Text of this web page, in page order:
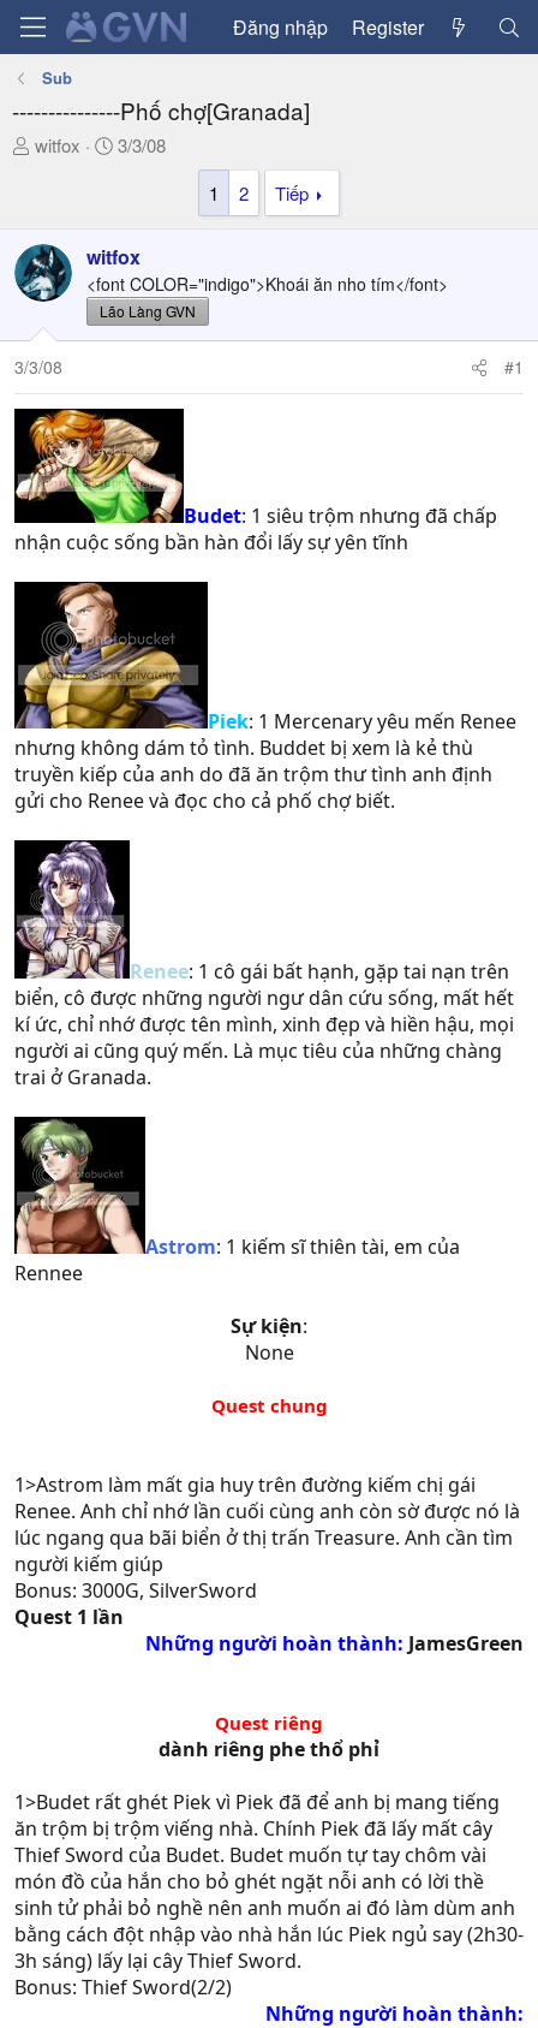
Đăng nhập Register
Sub
---------------Phố chợ[Granada]
T
a
d
s
a
r
t
e
r
witfox
N
g
ử
i
3/3/08
1
2 Tiếp
witfox
<font COLOR="indigo">Khoái ăn nho tím</font>
Lão Làng GVN
3/3/08 #1
Budet: 1 siêu trộm nhưng đã chấp
nhận cuộc sống bần hàn đổi lấy sự yên tĩnh
Piek: 1 Mercenary yêu mến Renee
nhưng không dám tỏ tình. Buddet bị xem là kẻ thù
truyền kiếp của anh do đã ăn trộm thư tình anh định
gửi cho Renee và đọc cho cả phố chợ biết.
Renee: 1 cô gái bất hạnh, gặp tai nạn trên
biển, cô được những người ngư dân cứu sống, mất hết
kí ức, chỉ nhớ được tên mình, xinh đẹp và hiền hậu, mọi
người ai cũng quý mến. Là mục tiêu của những chàng
trai ở Granada.
Astrom: 1 kiếm sĩ thiên tài, em của
Rennee
Sự kiện:
None
Quest chung
1>Astrom làm mất gia huy trên đường kiếm chị gái
Renee. Anh chỉ nhớ lần cuối cùng anh còn sờ được nó là
lúc ngang qua bãi biển ở thị trấn Treasure. Anh cần tìm
người kiếm giúp
Bonus: 3000G, SilverSword
Quest 1 lần
Những người hoàn thành: JamesGreen​
Quest riêng
dành riêng phe thổ phỉ​
1>Budet rất ghét Piek vì Piek đã để anh bị mang tiếng
ăn trộm bị trộm viếng nhà. Chính Piek đã lấy mất cây
Thief Sword của Budet. Budet muốn tự tay chôm vài
món đồ của hắn cho bỏ ghét ngặt nỗi anh có lời thề
sinh tử phải bỏ nghề nên anh muốn ai đó làm dùm anh
bằng cách đột nhập vào nhà hắn lúc Piek ngủ say (2h30-
3h sáng) lấy lại cây Thief Sword.
Bonus: Thief Sword(2/2)
Những người hoàn thành: